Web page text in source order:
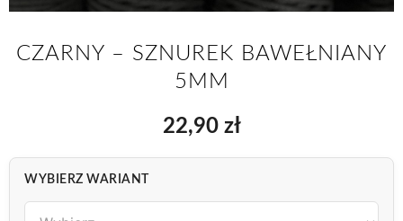
CZARNY – SZNUREK BAWEŁNIANY
5MM
22,90 zł
WYBIERZ WARIANT